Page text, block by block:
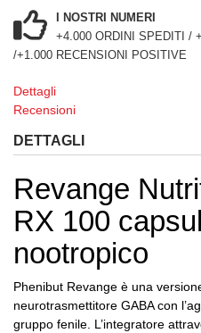
I NOSTRI NUMERI
+4.000 ORDINI SPEDITI /
/+1.000 RECENSIONI POSITIVE
Dettagli
Recensioni
DETTAGLI
Revange
RX 100
nootropico
Phenibut Revange è una
neurotrasmettitore GABA con
gruppo fenile. L’integratore